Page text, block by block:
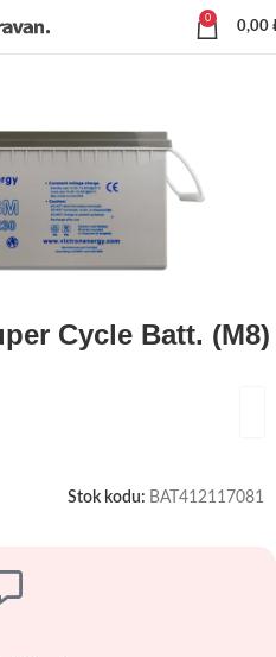
0
0,00
Cycle Batt. (M8)
Stok kodu: BAT412117081